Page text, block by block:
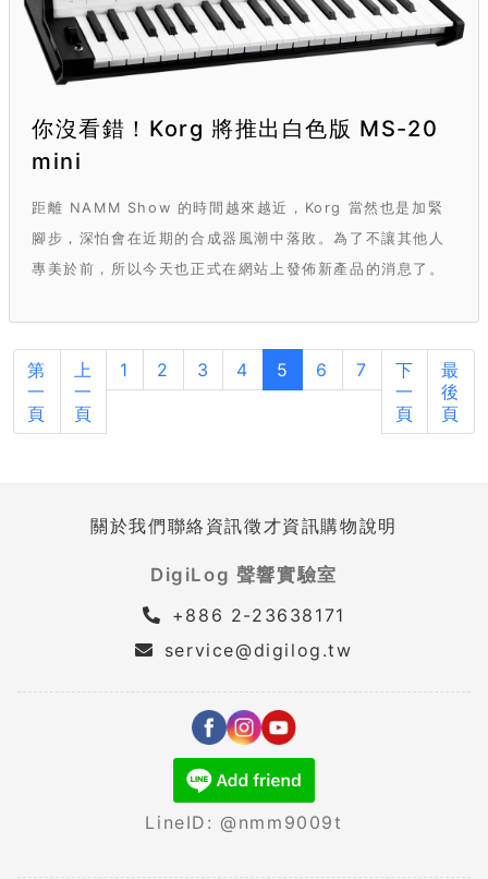
你沒看錯！Korg 將推出白色版 MS-20
mini
距離 NAMM Show 的時間越來越近，Korg 當然也是加緊
腳步，深怕會在近期的合成器風潮中落敗。為了不讓其他人
專美於前，所以今天也正式在網站上發佈新產品的消息了。
第
一
頁
上
一
頁
1 2 3 4 5 6 7
下
一
頁
最
後
頁
關於我們聯絡資訊徵才資訊購物說明
DigiLog 聲響實驗室
+886 2-23638171
service@digilog.tw
LineID: @nmm9009t